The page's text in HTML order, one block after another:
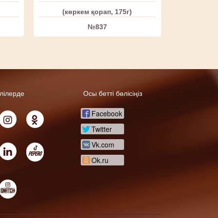
(көркем қорап, 175г)
№837
Осы бетті бөлісіңіз
Facebook
Twitter
Vk.com
Ok.ru